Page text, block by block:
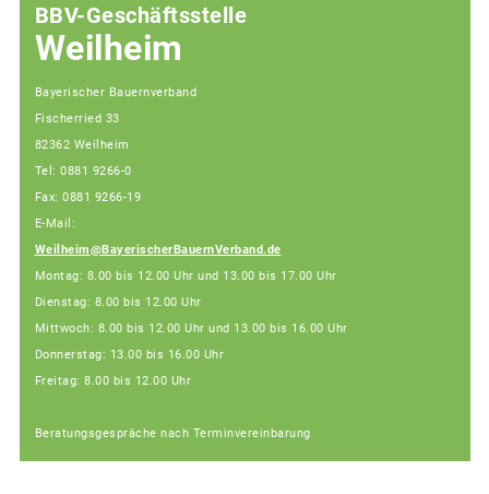
BBV-Geschäftsstelle
Weilheim
Bayerischer Bauernverband
Fischerried 33
82362 Weilheim
Tel: 0881 9266-0
Fax: 0881 9266-19
E-Mail:
Weilheim@BayerischerBauernVerband.de
Montag: 8.00 bis 12.00 Uhr und 13.00 bis 17.00 Uhr
Dienstag: 8.00 bis 12.00 Uhr
Mittwoch: 8.00 bis 12.00 Uhr und 13.00 bis 16.00 Uhr
Donnerstag: 13.00 bis 16.00 Uhr
Freitag: 8.00 bis 12.00 Uhr
Beratungsgespräche nach Terminvereinbarung